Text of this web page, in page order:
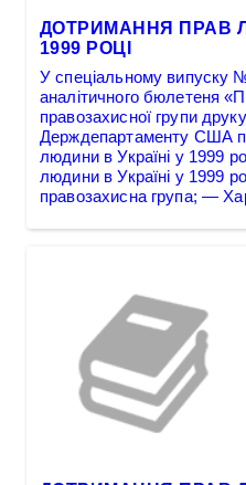
ДОТРИМАННЯ ПРАВ
1999 РОЦІ
У спеціальному випуску
аналітичного бюлетеня
правозахисної групи
Держдепартаменту США
людини в Україні у 1999
людини в Україні у 1999
правозахисна група; —